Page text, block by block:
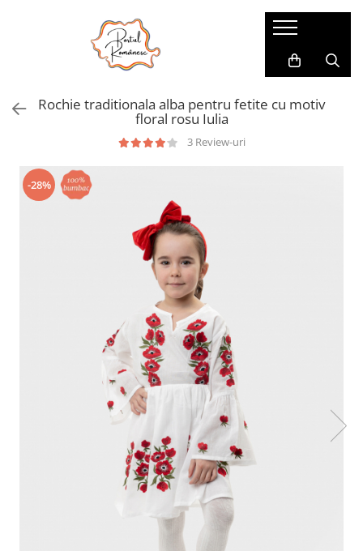
Pijamale Dama Marimi Mari
Pijamale Fetite
Imbracaminte copii
Imbracaminte Baieti
Rochie traditionala alba pentru fetite cu motiv
floral rosu Iulia
3 Review-uri
-28%